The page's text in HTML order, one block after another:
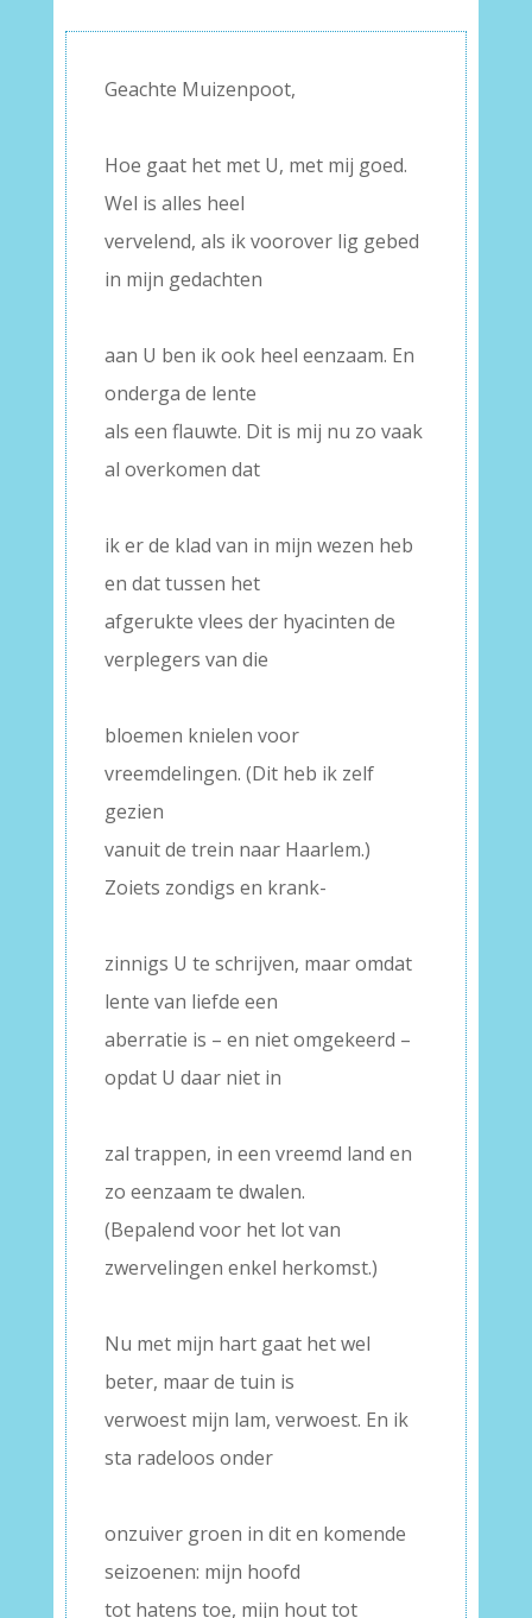
Geachte Muizenpoot,
Hoe gaat het met U, met mij goed.
Wel is alles heel
vervelend, als ik voorover lig gebed
in mijn gedachten
aan U ben ik ook heel eenzaam. En
onderga de lente
als een flauwte. Dit is mij nu zo vaak
al overkomen dat
ik er de klad van in mijn wezen heb
en dat tussen het
afgerukte vlees der hyacinten de
verplegers van die
bloemen knielen voor
vreemdelingen. (Dit heb ik zelf
gezien
vanuit de trein naar Haarlem.)
Zoiets zondigs en krank-
zinnigs U te schrijven, maar omdat
lente van liefde een
aberratie is – en niet omgekeerd –
opdat U daar niet in
zal trappen, in een vreemd land en
zo eenzaam te dwalen.
(Bepalend voor het lot van
zwervelingen enkel herkomst.)
Nu met mijn hart gaat het wel
beter, maar de tuin is
verwoest mijn lam, verwoest. En ik
sta radeloos onder
onzuiver groen in dit en komende
seizoenen: mijn hoofd
tot hatens toe, mijn hout tot